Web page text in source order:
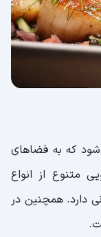
که به فضاهای
متنوع از انواع
دارد. همچنین در